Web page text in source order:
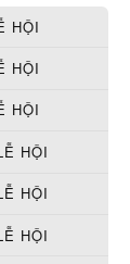
HỘI
HỘI
HỘI
HỘI
HỘI
HỘI